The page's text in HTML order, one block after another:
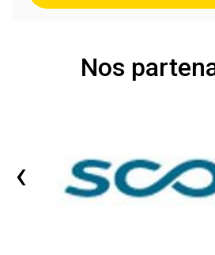
Nos
‹